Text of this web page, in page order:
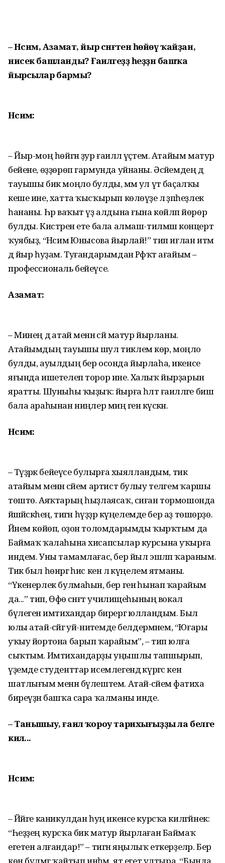
– Нәсимә, Азамат, йыр сәнғәтенә һөйөү ҡайҙан,
нисек башланды? Ғаиләгеҙҙә һеҙҙән башҡа
йырсылар бармы?
Нәсимә:
– Йыр-моң һөйгән ҙур ғаиләлә үҫтем. Атайым матур
бейене, өҙҙөрөп гармунда уйнаны. Әсә­йемдең дә
тауышы бик моңло булды, әммә ул үтә баҫалҡы
кеше ине, хатта ҡысҡырып көлөүҙе лә әҙәпһеҙлек
һананы. Һәр ваҡыт үҙ алдына ғына көй­ләп йөрөр
булды. Кистәрен ете бала алмаш-тилмәш концерт
ҡуябыҙ, “Нәсимә Юнысова йырлай!” тип иғлан итәм
дә йыр һуҙам. Туғандарымдан Рәфҡәт ағайым –
профессиональ бе­йеүсе.
Азамат:
– Минең дә атай менән әсәй матур йырланы.
Атайымдың тауышы шул тиклем көр, моңло
булды, ауылдың бер осонда йырлаһа, икенсе
яғында ишетелеп торор ине. Халыҡ йырҙарын
яратты. Шуныһы ҡыҙыҡ: йырға һәләт ғаиләләге биш
бала араһынан ниңәлер миңә генә күскән.
Нәсимә:
– Тәүҙәрәк бейеүсе булырға хыялландым, тик
атайым менән әсәйем артист булыу теләгемә ҡаршы
төштө. Аяҡтарың һыҙла­ясаҡ, сиған тормошонда
йәшә­йәсәкһең, тигән һүҙҙәр күңе­лемде бер аҙ төшөрҙө.
Йәнем көйөп, оҙон толомдарымды ҡырҡтым да
Баймаҡ ҡалаһына хисапсылар курсына уҡырға
индем. Уны тамамлағас, бер йыл эшләп ҡараным.
Тик был һөнәргә һис кенә лә күңелем ятманы.
“Үкенерлек булмаһын, бер генә һынап ҡарайым
да...” тип, Өфө сәнғәт училищеһының вокал
бүлегенә имтихандар бирергә юлландым. Был
юлы атай-әсәйгә уй-ниәтемде белдермәнем, “Юғары
уҡыу йортона барып ҡарайым”, – тип юлға
сыҡтым. Имтихандарҙы уңышлы тапшырып,
үҙемде студенттар исем­легендә күргәс кенә
шатлығым менән бүлештем. Атай-әсәйемә фатиха
биреүҙән башҡа сара ҡалманы инде.
– Танышыу, ғаилә ҡороу тарихығыҙҙы ла белге
килә...
Нәсимә:
– Йәйге каникулдан һуң икенсе курсҡа килгәйнек:
“Һеҙҙең курсҡа бик матур йырлаған Баймаҡ
егетен алғандар!” – тигән яңылыҡ еткерҙеләр. Бер